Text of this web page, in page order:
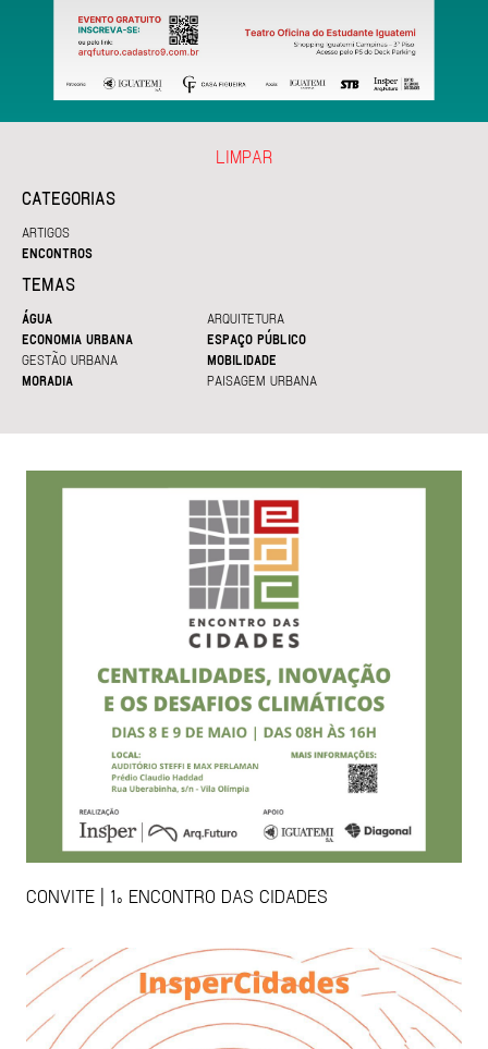
CATEGORIAS
ARTIGOS
ENCONTROS
TEMAS
ÁGUA
ARQUITETURA
ECONOMIA URBANA
ESPAÇO PÚBLICO
GESTÃO URBANA
MOBILIDADE
MORADIA
PAISAGEM URBANA
LIMPAR
CONVITE | 1º ENCONTRO DAS CIDADES